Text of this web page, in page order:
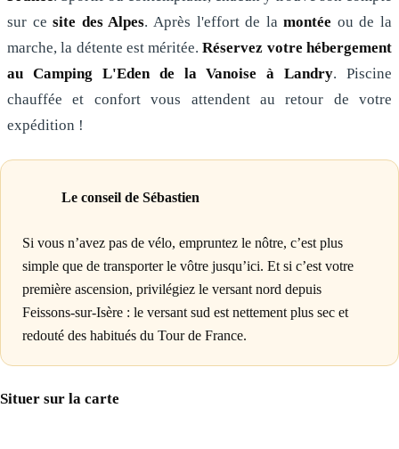
sur cesite des Alpes. Après l'effort de lamontée ou de la
marche, la détente est méritée.Réservez votre hébergement
au Camping L'Eden de la Vanoise à Landry. Piscine
chauffée et confort vous attendent au retour de votre
expédition !
Le conseil de Sébastien
Si vous n’avez pas de vélo, empruntez le nôtre, c’est plus
simple que de transporter le vôtre jusqu’ici. Et si c’est votre
première ascension, privilégiez le versant nord depuis
Feissons-sur-Isère : le versant sud est nettement plus sec et
redouté des habitués du Tour de France.
Situer sur la carte